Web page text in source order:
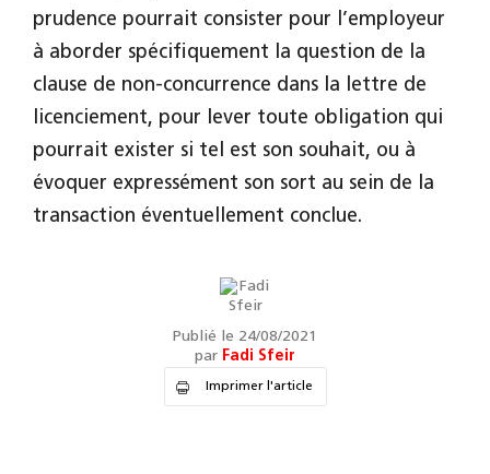
prudence pourrait consister pour l’employeur
à aborder spécifiquement la question de la
clause de non-concurrence dans la lettre de
licenciement, pour lever toute obligation qui
pourrait exister si tel est son souhait, ou à
évoquer expressément son sort au sein de la
transaction éventuellement conclue.
Publié le 24/08/2021
par Fadi Sfeir
Imprimer l'article